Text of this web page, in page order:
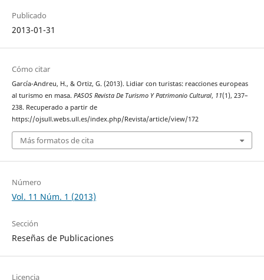
Publicado
2013-01-31
Cómo citar
García-Andreu, H., & Ortiz, G. (2013). Lidiar con turistas: reacciones europeas
al turismo en masa. PASOS Revista De Turismo Y Patrimonio Cultural, 11(1), 237–
238. Recuperado a partir de
https://ojsull.webs.ull.es/index.php/Revista/article/view/172
Más formatos de cita
Número
Vol. 11 Núm. 1 (2013)
Sección
Reseñas de Publicaciones
Licencia